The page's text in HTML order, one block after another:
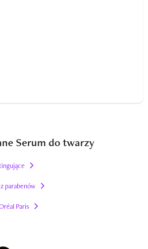
Serum do twarzy
parabenów
Paris